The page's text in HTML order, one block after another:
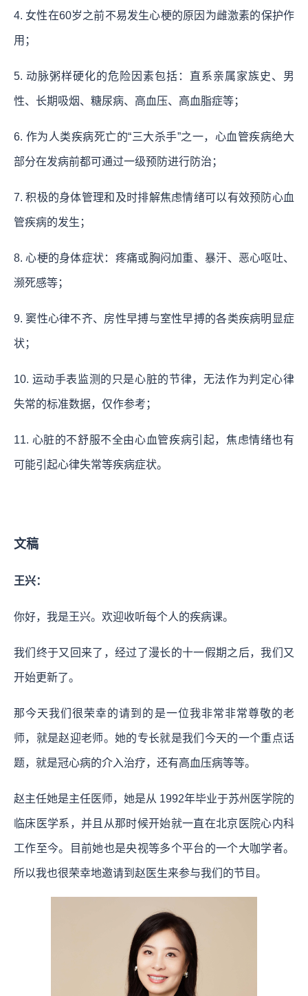
4. 女性在60岁之前不易发生心梗的原因为雌激素的保护作
用；
5. 动脉粥样硬化的危险因素包括：直系亲属家族史、男
性、长期吸烟、糖尿病、高血压、高血脂症等；
6. 作为人类疾病死亡的“三大杀手”之一，心血管疾病绝大
部分在发病前都可通过一级预防进行防治；
7. 积极的身体管理和及时排解焦虑情绪可以有效预防心血
管疾病的发生；
8. 心梗的身体症状：疼痛或胸闷加重、暴汗、恶心呕吐、
濒死感等；
9. 窦性心律不齐、房性早搏与室性早搏的各类疾病明显症
状；
10. 运动手表监测的只是心脏的节律，无法作为判定心律
失常的标准数据，仅作参考；
11. 心脏的不舒服不全由心血管疾病引起，焦虑情绪也有
可能引起心律失常等疾病症状。
文稿
王兴：
你好，我是王兴。欢迎收听每个人的疾病课。
我们终于又回来了，经过了漫长的十一假期之后，我们又
开始更新了。
那今天我们很荣幸的请到的是一位我非常非常尊敬的老
师，就是赵迎老师。她的专长就是我们今天的一个重点话
题，就是冠心病的介入治疗，还有高血压病等等。
赵主任她是主任医师，她是从 1992年毕业于苏州医学院的
临床医学系，并且从那时候开始就一直在北京医院心内科
工作至今。目前她也是央视等多个平台的一个大咖学者。
所以我也很荣幸地邀请到赵医生来参与我们的节目。